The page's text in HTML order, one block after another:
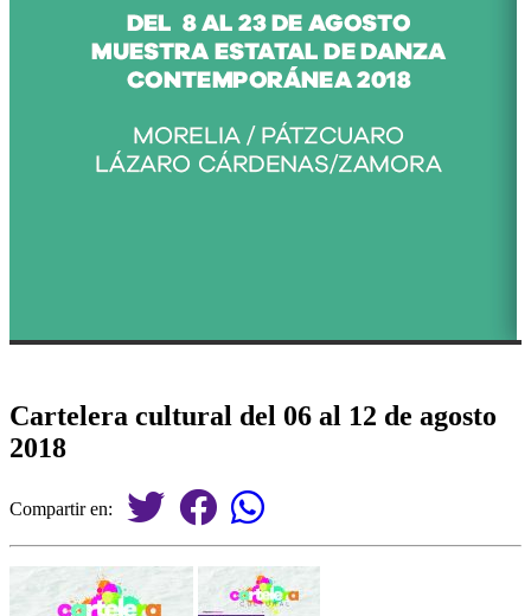
Cartelera cultural del 06 al 12 de agosto
2018
Compartir en: